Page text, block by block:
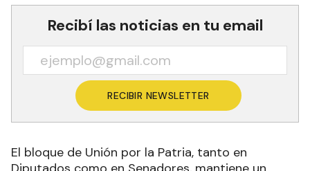
Recibí las noticias en tu email
RECIBIR NEWSLETTER
El bloque de Unión por la Patria, tanto en